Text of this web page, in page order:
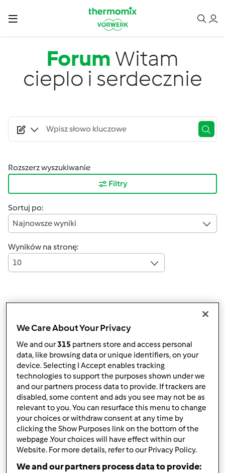
Forum Witam
cieplo i serdecznie
Rozszerz wyszukiwanie
Filtry
Sortuj po:
Najnowsze wyniki
Wyników na stronę:
10
Ostatni wpis
amasiak
(niezweryfikowany)
śr., 03/04/2020 - 13:28
Hej Kochani!
__________________________
Ostelife Premium Plus
We Care About Your Privacy
We and our315 partners store and access personal
data, like browsing data or unique identifiers, on your
device. Selecting I Accept enables tracking
technologies to support the purposes shown under we
and our partners process data to provide. If trackers are
disabled, some content and ads you see may not be as
relevant to you. You can resurface this menu to change
your choices or withdraw consent at any time by
clicking the Show Purposes link on the bottom of the
webpage .Your choices will have effect within our
Website. For more details, refer to our Privacy Policy.
We and our partners process data to provide: